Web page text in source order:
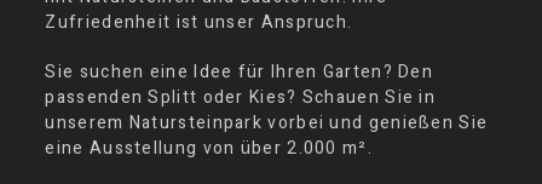
Zufriedenheit ist unser Anspruch.
Sie suchen eine Idee für Ihren Garten? Den
passenden Splitt oder Kies? Schauen Sie in
unserem Natursteinpark vorbei und genießen Sie
eine Ausstellung von über 2.000 m².